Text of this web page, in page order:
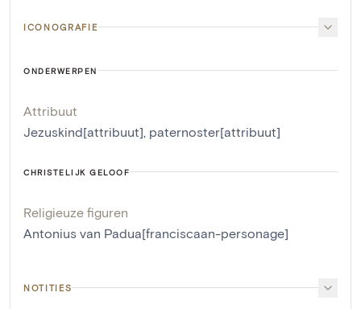
ICONOGRAFIE
ONDERWERPEN
Attribuut
Jezuskind[attribuut], paternoster[attribuut]
CHRISTELIJK GELOOF
Religieuze figuren
Antonius van Padua[franciscaan-personage]
NOTITIES